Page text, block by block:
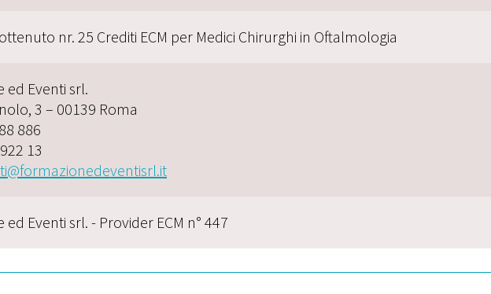
nr. 25 Crediti ECM per Medici Chirurghi in Oftalmologia
ed Eventi srl.
3 – 00139 Roma
886
13
Eventi srl. - Provider ECM n° 447